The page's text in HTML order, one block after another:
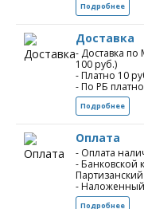
Подробнее
Доставка
- Доставка по
100 руб.)
- Платно 10
- По РБ
Подробнее
Оплата
- Оплата
- Банковской
- Наложенный
Подробнее